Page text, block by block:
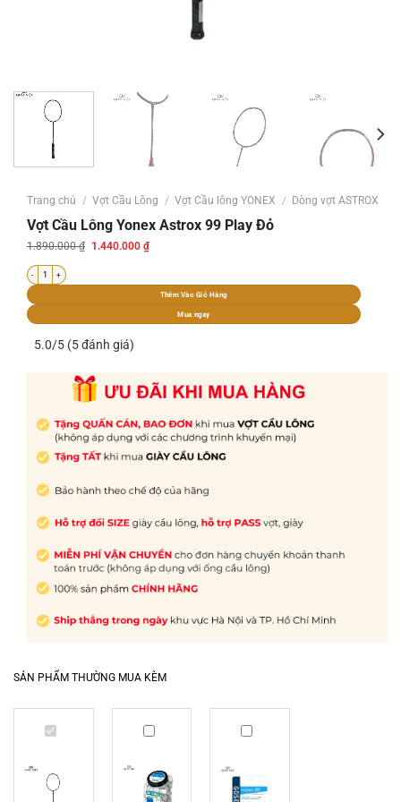
Trang chủ / Vợt Cầu Lông / Vợt Cầu lông YONEX / Dòng vợt ASTROX
Vợt Cầu Lông Yonex Astrox 99 Play Đỏ
1.890.000₫ Giá
1.440.000 ₫Giá
hiện
1.440.000 ₫.
Vợt Cầu Lông Yonex Astrox 99 Play Đỏ số lượng
Thêm Vào Giỏ Hàng
Mua ngay
5.0/5 (5 đánh giá)
SẢN PHẨM THƯỜNG MUA KÈM
Lông
Yonex
Quấn
Yonex
Gosen
Ryzonic